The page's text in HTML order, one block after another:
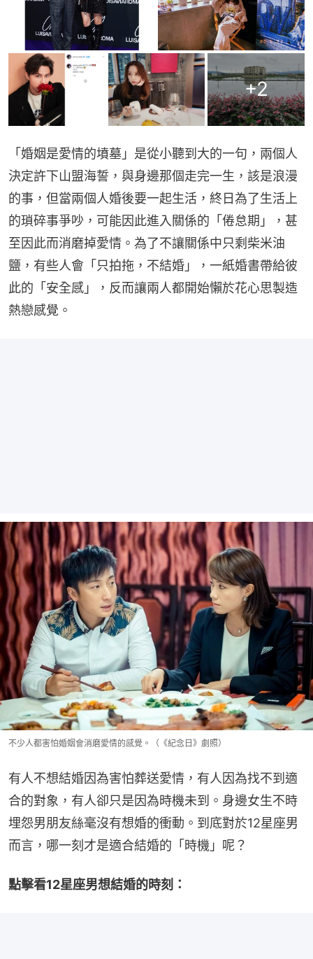
+2
「婚姻是愛情的墳墓」是從小聽到大的一句，兩個人
決定許下山盟海誓，與身邊那個走完一生，該是浪漫
的事，但當兩個人婚後要一起生活，終日為了生活上
的瑣碎事爭吵，可能因此進入關係的「倦怠期」，甚
至因此而消磨掉愛情。為了不讓關係中只剩柴米油
鹽，有些人會「只拍拖，不結婚」，一紙婚書帶給彼
此的「安全感」，反而讓兩人都開始懶於花心思製造
熱戀感覺。
不少人都害怕婚姻會消磨愛情的感覺。（《紀念日》劇照）
有人不想結婚因為害怕葬送愛情，有人因為找不到適
合的對象，有人卻只是因為時機未到。身邊女生不時
埋怨男朋友絲毫沒有想婚的衝動。到底對於12星座男
而言，哪一刻才是適合結婚的「時機」呢？
點擊看12星座男想結婚的時刻：